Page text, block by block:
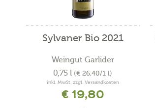
Sylvaner Bio 2021
Weingut Garlider
0,75 l (€ 26,40/1 l)
inkl. MwSt. zzgl. Versandkosten
€ 19,80